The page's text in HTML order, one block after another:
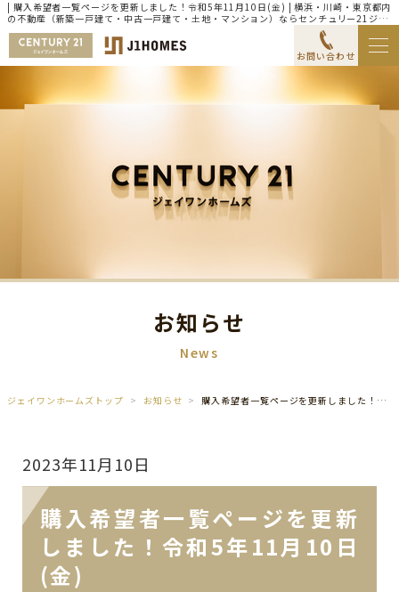
| 購入希望者一覧ページを更新しました！令和5年11月10日(金) | 横浜・川崎・東京都内
の不動産（新築一戸建て・中古一戸建て・土地・マンション）ならセンチュリー21ジェ
イワンホームズ
お問い合わせ
お知らせ
News
ジェイワンホームズトップ お知らせ 購入希望者一覧ページを更新しました！令和5年11月10日(金)
2023年11月10日
購入希望者一覧ページを更新
しました！令和5年11月10日
(金)